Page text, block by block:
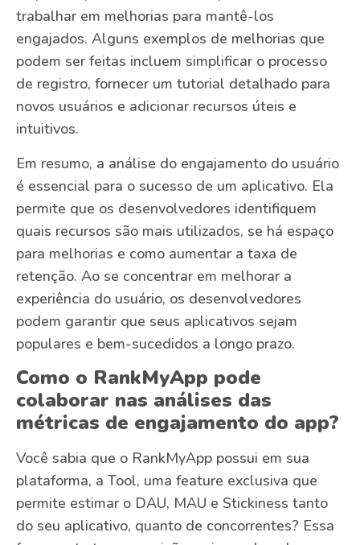
trabalhar em melhorias para mantê-los
engajados. Alguns exemplos de melhorias que
podem ser feitas incluem simplificar o processo
de registro, fornecer um tutorial detalhado para
novos usuários e adicionar recursos úteis e
intuitivos.
Em resumo, a análise do engajamento do usuário
é essencial para o sucesso de um aplicativo. Ela
permite que os desenvolvedores identifiquem
quais recursos são mais utilizados, se há espaço
para melhorias e como aumentar a taxa de
retenção. Ao se concentrar em melhorar a
experiência do usuário, os desenvolvedores
podem garantir que seus aplicativos sejam
populares e bem-sucedidos a longo prazo.
Como o RankMyApp pode
colaborar nas análises das
métricas de engajamento do app?
Você sabia que o RankMyApp possui em sua
plataforma, a Tool, uma feature exclusiva que
permite estimar o DAU, MAU e Stickiness tanto
do seu aplicativo, quanto de concorrentes? Essa